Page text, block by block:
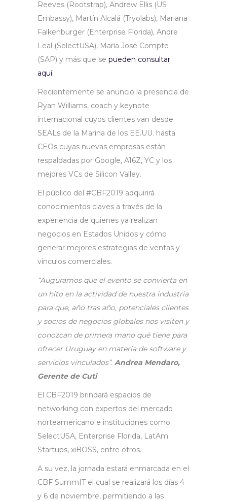
Reeves (Rootstrap), Andrew Ellis (US
Embassy), Martín Alcalá (Tryolabs), Mariana
Falkenburger (Enterprise Florida), Andre
Leal (SelectUSA), María José Compte
(SAP) y más que se pueden consultar
aquí.
Recientemente se anunció la presencia de
Ryan Williams, coach y keynote
internacional cuyos clientes van desde
SEALs de la Marina de los EE.UU. hasta
CEOs cuyas nuevas empresas están
respaldadas por Google, A16Z, YC y los
mejores VCs de Silicon Valley.
El público del #CBF2019 adquirirá
conocimientos claves a través de la
experiencia de quienes ya realizan
negocios en Estados Unidos y cómo
generar mejores estrategias de ventas y
vínculos comerciales.
“Auguramos que el evento se convierta en
un hito en la actividad de nuestra industria
para que, año tras año, potenciales clientes
y socios de negocios globales nos visiten y
conozcan de primera mano qué tiene para
ofrecer Uruguay en materia de software y
servicios vinculados”. Andrea Mendaro,
Gerente de Cuti
El CBF2019 brindará espacios de
networking con expertos del mercado
norteamericano e instituciones como
SelectUSA, Enterprise Florida, LatAm
Startups, xiBOSS, entre otros.
A su vez, la jornada estará enmarcada en el
CBF SummIT el cual se realizará los días 4
y 6 de noviembre, permitiendo a las